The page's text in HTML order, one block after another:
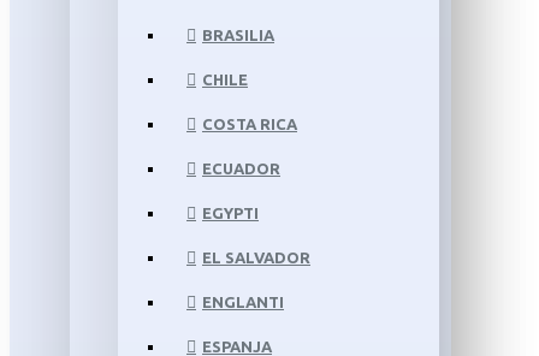
BRASILIA
CHILE
COSTA RICA
ECUADOR
EGYPTI
EL SALVADOR
ENGLANTI
ESPANJA